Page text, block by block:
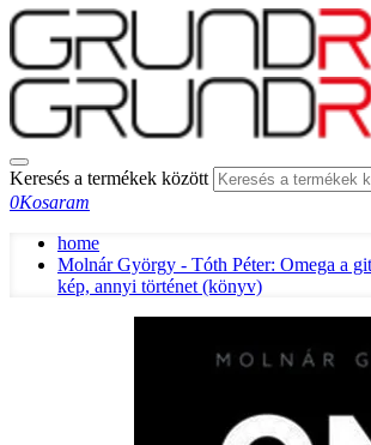
Keresés a termékek között
0Kosaram
home
Molnár György - Tóth Péter: Omega a
kép, annyi történet (könyv)